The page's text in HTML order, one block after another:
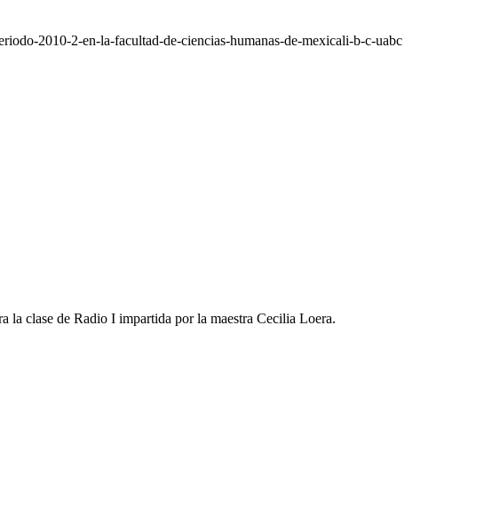
2010-2-en-la-facultad-de-ciencias-humanas-de-mexicali-b-c-uabc
la clase de Radio I impartida por la maestra Cecilia Loera.